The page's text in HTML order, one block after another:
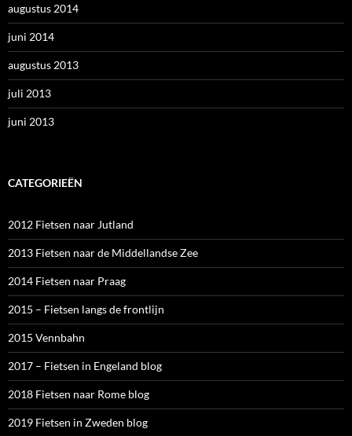
augustus 2014
juni 2014
augustus 2013
juli 2013
juni 2013
CATEGORIEËN
2012 Fietsen naar Jutland
2013 Fietsen naar de Middellandse Zee
2014 Fietsen naar Praag
2015 – Fietsen langs de frontlijn
2015 Vennbahn
2017 – Fietsen in Engeland blog
2018 Fietsen naar Rome blog
2019 Fietsen in Zweden blog